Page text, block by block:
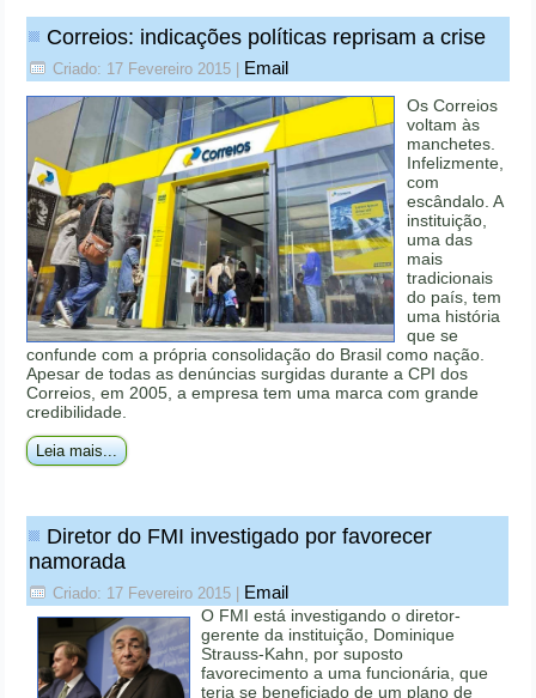
Correios: indicações políticas reprisam a crise
Criado: 17 Fevereiro 2015 Email
Os Correios
voltam às
manchetes.
Infelizmente,
com
escândalo. A
instituição,
uma das
mais
tradicionais
do país, tem
uma história
que se
confunde com a própria consolidação do Brasil como nação.
Apesar de todas as denúncias surgidas durante a CPI dos
Correios, em 2005, a empresa tem uma marca com grande
credibilidade.
Leia mais...
Diretor do FMI investigado por favorecer
namorada
Criado: 17 Fevereiro 2015 Email
O FMI está investigando o diretor-
gerente da instituição, Dominique
Strauss-Kahn, por suposto
favorecimento a uma funcionária, que
teria se beneficiado de um plano de